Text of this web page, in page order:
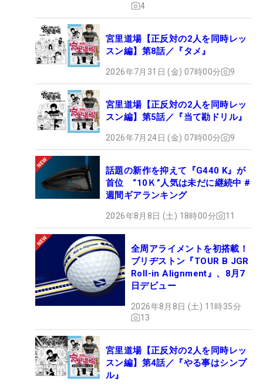
4
宮里道場【正反対の2人を同時レッ
スン編】第8話／『タメ』
2026年7月31日 (金) 07時00分 9
宮里道場【正反対の2人を同時レッ
スン編】第5話／『当て勘ドリル』
2026年7月24日 (金) 07時00分 9
話題の新作を抑えて『G440 K』が
首位 “10Ｋ”人気は未だに継続中 #
週間ギアランキング
2026年8月8日 (土) 18時00分 11
全周アライメントを初搭載！
ブリヂストン『TOUR B JGR
Roll-in Alignment』、8月7
日デビュー
2026年8月8日 (土) 11時35分
13
宮里道場【正反対の2人を同時レッ
スン編】第4話／『やる事はシンプ
ル』